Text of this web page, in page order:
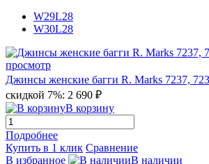
W29L28
W30L28
просмотр
Джинсы женские багги R. Marks 7237,
скидкой 7%: 2 690 ₽
В корзину
Подробнее
Купить в 1 клик Сравнение
В избранное
В наличии